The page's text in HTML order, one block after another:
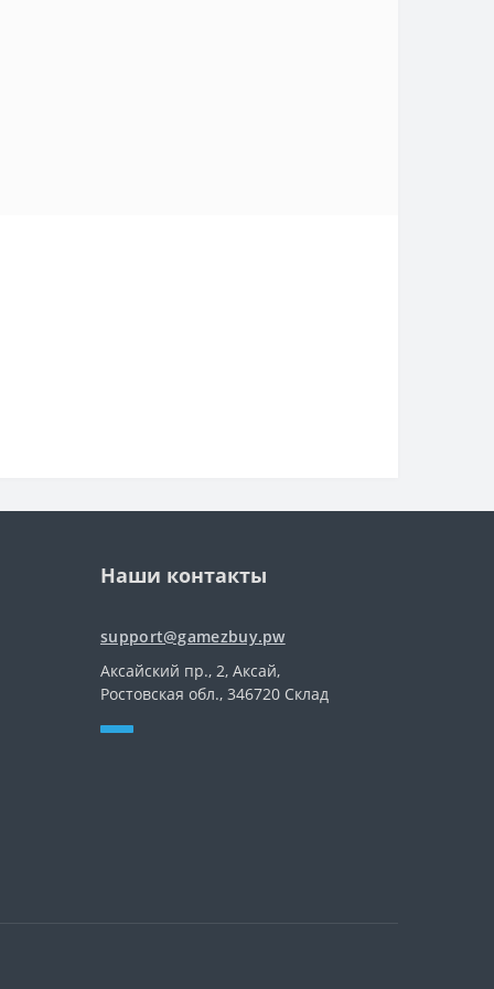
Наши контакты
support@gamezbuy.pw
Аксайский пр., 2, Аксай,
Ростовская обл., 346720 Склад